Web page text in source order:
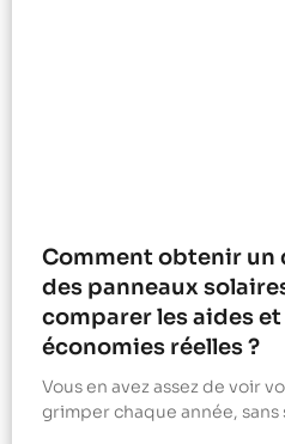
Comment obtenir
des panneaux
comparer les aides
économies réelles ?
Vous en avez assez de voir
grimper chaque année, sans